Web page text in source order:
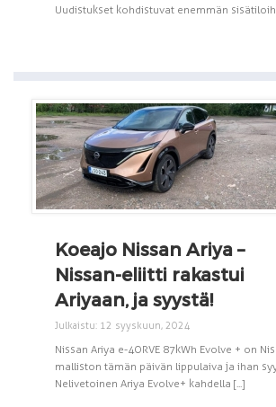
Uudistukset kohdistuvat enemmän
Koeajo Nissan Ariya –
Nissan-eliitti rakastui
Ariyaan, ja syystä!
Julkaistu: 12 syyskuun, 2024
Nissan Ariya e-4ORVE 87kWh Evolve + on
malliston tämän päivän lippulaiva ja ihan
Nelivetoinen Ariya Evolve+ kahdella [...]